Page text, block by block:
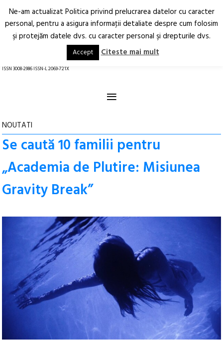
Arhitectură.
Oraș.
RO EN
ISSN 3008-2986 ISSN-L 2069-721X
≡
NOUTATI
Se caută 10 familii pentru
„Academia de Plutire: Misiunea
Gravity Break”
Ne-am actualizat Politica privind prelucrarea datelor cu caracter
personal, pentru a asigura informaţii detaliate despre cum folosim
şi protejăm datele dvs. cu caracter personal şi drepturile dvs.
Accept Citeste mai mult